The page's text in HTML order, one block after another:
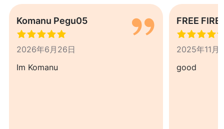
Komanu Pegu05
2026年6月26日
Im Komanu
FREE
2025年11月
good